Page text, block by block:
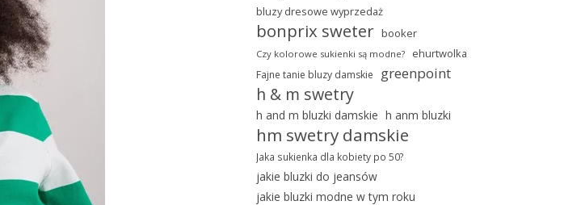
bluzy dresowe wyprzedaż
bonprix sweter booker
Czy kolorowe sukienki są modne? ehurtwolka
Fajne tanie bluzy damskie greenpoint
h & m swetry
h and m bluzki damskie h anm bluzki
hm swetry damskie
Jaka sukienka dla kobiety po 50?
jakie bluzki do jeansów
jakie bluzki modne w tym roku